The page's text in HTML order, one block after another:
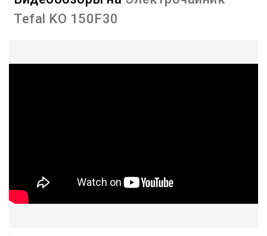
Tefal KO 150F30